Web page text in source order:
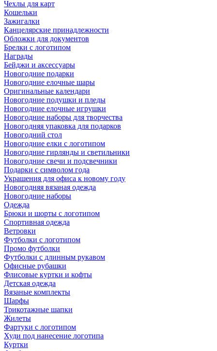
Чехлы для карт
Кошельки
Зажигалки
Канцелярские принадлежности
Обложки для документов
Брелки с логотипом
Награды
Бейджи и аксессуары
Новогодние подарки
Новогодние елочные шары
Оригинальные календари
Новогодние подушки и пледы
Новогодние елочные игрушки
Новогодние наборы для творчества
Новогодняя упаковка для подарков
Новогодний стол
Новогодние елки с логотипом
Новогодние гирлянды и светильники
Новогодние свечи и подсвечники
Подарки с символом года
Украшения для офиса к новому году
Новогодняя вязаная одежда
Новогодние наборы
Одежда
Брюки и шорты с логотипом
Спортивная одежда
Ветровки
Футболки с логотипом
Промо футболки
Футболки с длинным рукавом
Офисные рубашки
Флисовые куртки и кофты
Детская одежда
Вязаные комплекты
Шарфы
Трикотажные шапки
Жилеты
Фартуки с логотипом
Худи под нанесение логотипа
Куртки